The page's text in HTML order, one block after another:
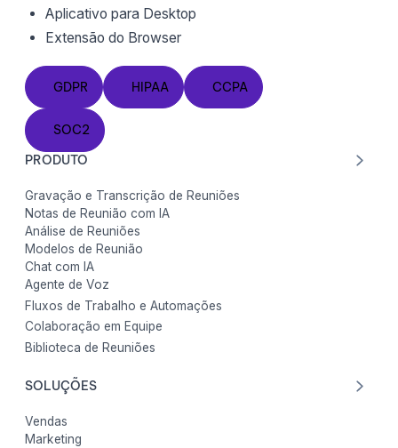
Aplicativo para Desktop
Extensão do Browser
GDPR
GDPR
HIPAA
HIPAA
CCPA
CCPA
SOC2
SOC2
PRODUTO
Gravação e Transcrição de Reuniões
Notas de Reunião com IA
Análise de Reuniões
Modelos de Reunião
Chat com IA
Agente de Voz
Fluxos de Trabalho e Automações
Colaboração em Equipe
Biblioteca de Reuniões
SOLUÇÕES
Vendas
Marketing